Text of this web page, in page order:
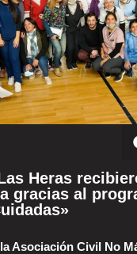
Heras
gracias al
Asociación Civil No